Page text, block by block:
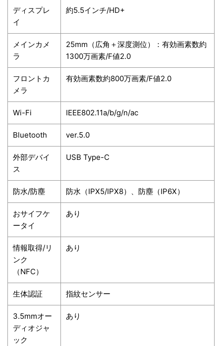
ディスプレ
イ
約5.5インチ/HD+
メインカメ
ラ
25mm（広角＋深度測位）：有効画素数約
1300万画素/F値2.0
フロントカ
メラ
有効画素数約800万画素/F値2.0
Wi-Fi IEEE802.11a/b/g/n/ac
Bluetooth ver.5.0
外部デバイ
ス
USB Type-C
防水/防塵 防水（IPX5/IPX8）、防塵（IP6X）
おサイフケ
ータイ
あり
情報取得/リ
ンク
（NFC）
あり
生体認証 指紋センサー
3.5mmオー
ディオジャ
ック
あり